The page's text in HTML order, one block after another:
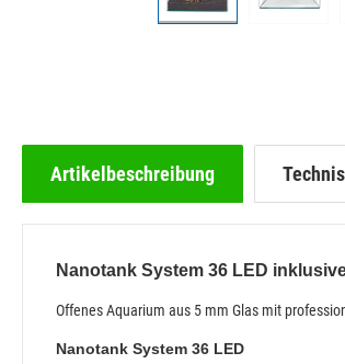
Artikelbeschreibung
Nanotank System 36 LED
Offenes Aquarium aus 5 mm Glas mit
Nanotank System 36 LED